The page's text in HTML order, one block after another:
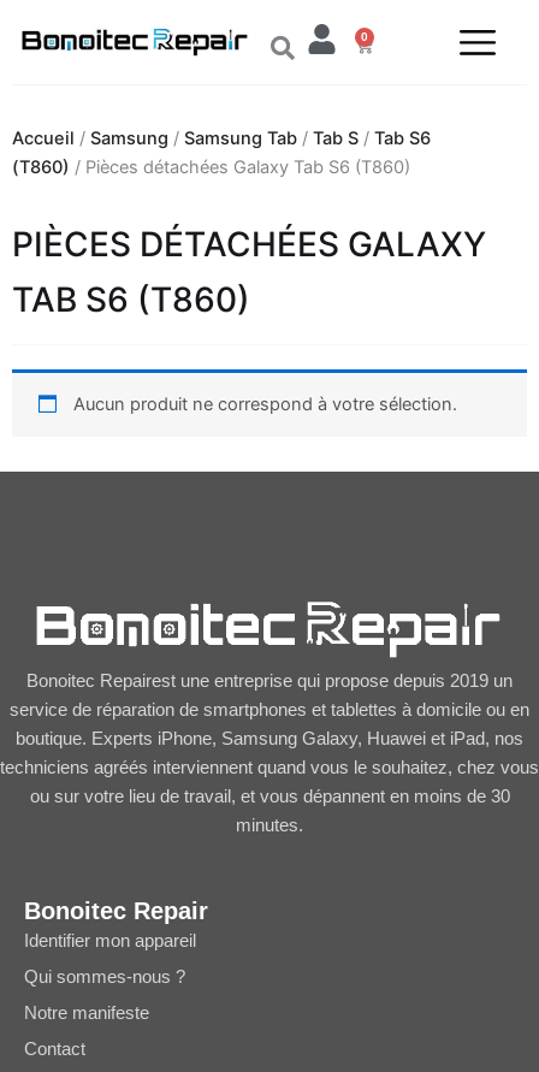
0
Panier
Accueil / Samsung / Samsung Tab / Tab S / Tab S6
(T860) / Pièces détachées Galaxy Tab S6 (T860)
PIÈCES DÉTACHÉES GALAXY
TAB S6 (T860)
Aucun produit ne correspond à votre sélection.
Bonoitec Repairest une entreprise qui propose depuis 2019 un
service de réparation de smartphones et tablettes à domicile ou en
boutique. Experts iPhone, Samsung Galaxy, Huawei et iPad, nos
techniciens agréés interviennent quand vous le souhaitez, chez vous
ou sur votre lieu de travail, et vous dépannent en moins de 30
minutes.
Bonoitec Repair
Identifier mon appareil
Qui sommes-nous ?
Notre manifeste
Contact